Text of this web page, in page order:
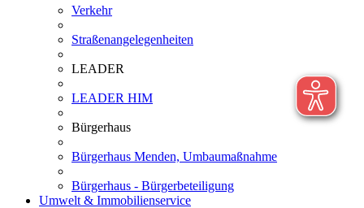
Verkehr
Straßenangelegenheiten
LEADER
LEADER HIM
Bürgerhaus
Bürgerhaus Menden, Umbaumaßnahme
Bürgerhaus - Bürgerbeteiligung
Umwelt & Immobilienservice